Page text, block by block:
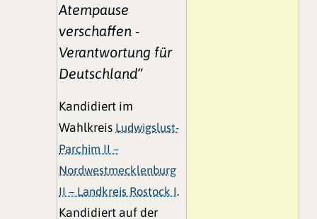
Atempause
verschaffen -
Verantwortung für
Deutschland“
Kandidiert im
Wahlkreis Ludwigslust-
Parchim II –
Nordwestmecklenburg
II – Landkreis Rostock I.
Kandidiert auf der